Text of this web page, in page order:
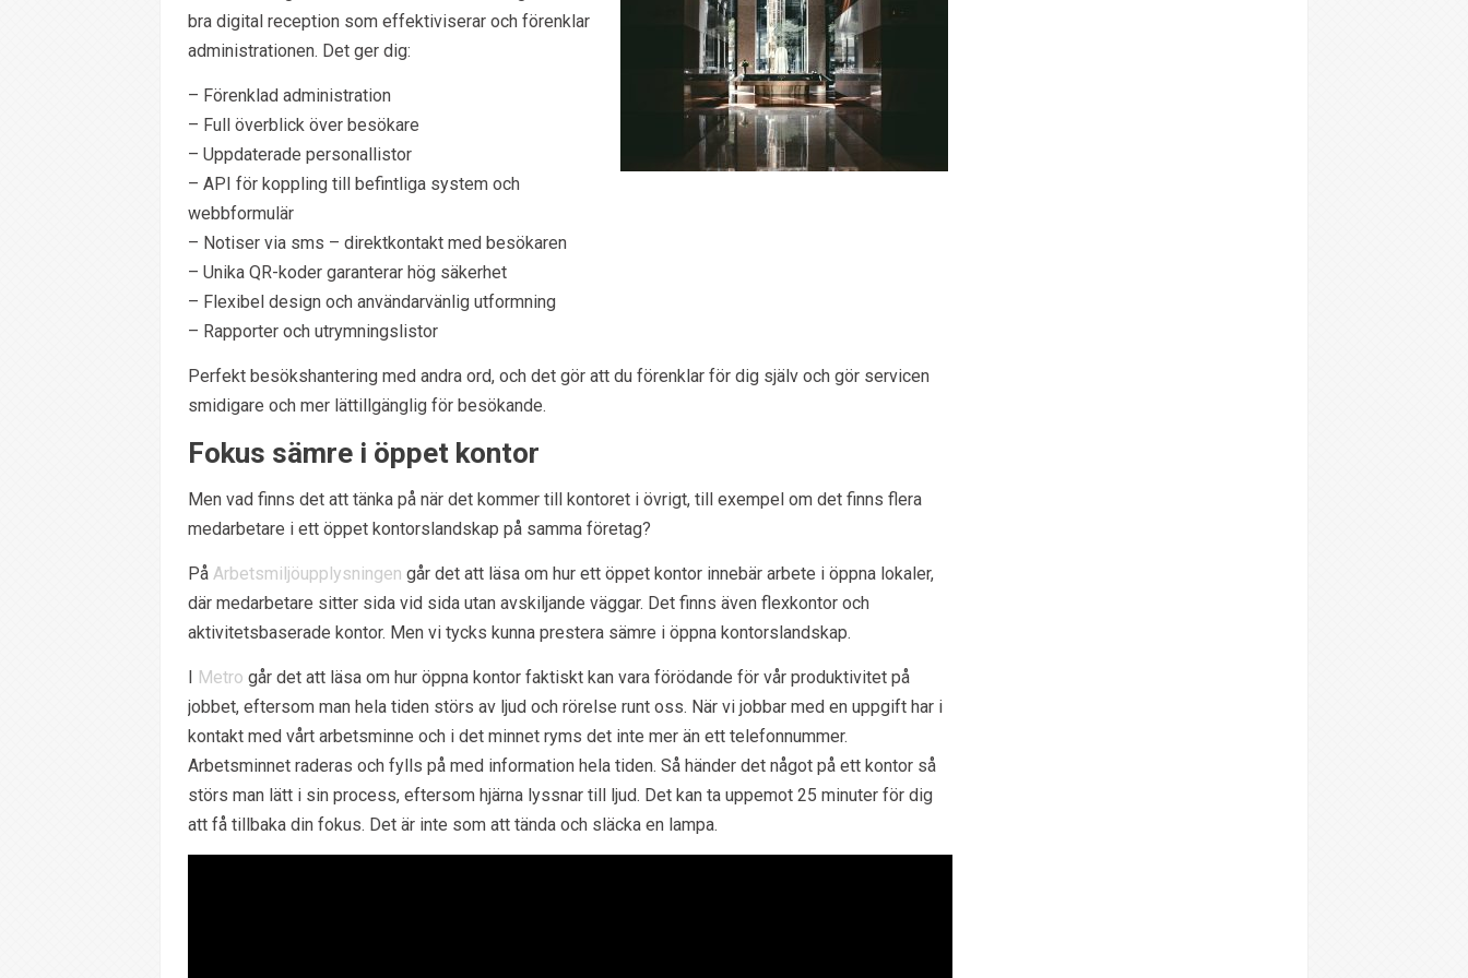
bra digital reception som effektiviserar och förenklar
administrationen. Det ger dig:
– Förenklad administration
– Full överblick över besökare
– Uppdaterade personallistor
– API för koppling till befintliga system och
webbformulär
– Notiser via sms – direktkontakt med besökaren
– Unika QR-koder garanterar hög säkerhet
– Flexibel design och användarvänlig utformning
– Rapporter och utrymningslistor
Perfekt besökshantering med andra ord, och det gör att du förenklar för dig själv och gör servicen
smidigare och mer lättillgänglig för besökande.
Fokus sämre i öppet kontor
Men vad finns det att tänka på när det kommer till kontoret i övrigt, till exempel om det finns flera
medarbetare i ett öppet kontorslandskap på samma företag?
På Arbetsmiljöupplysningen går det att läsa om hur ett öppet kontor innebär arbete i öppna lokaler,
där medarbetare sitter sida vid sida utan avskiljande väggar. Det finns även flexkontor och
aktivitetsbaserade kontor. Men vi tycks kunna prestera sämre i öppna kontorslandskap.
I Metro går det att läsa om hur öppna kontor faktiskt kan vara förödande för vår produktivitet på
jobbet, eftersom man hela tiden störs av ljud och rörelse runt oss. När vi jobbar med en uppgift har i
kontakt med vårt arbetsminne och i det minnet ryms det inte mer än ett telefonnummer.
Arbetsminnet raderas och fylls på med information hela tiden. Så händer det något på ett kontor så
störs man lätt i sin process, eftersom hjärna lyssnar till ljud. Det kan ta uppemot 25 minuter för dig
att få tillbaka din fokus. Det är inte som att tända och släcka en lampa.